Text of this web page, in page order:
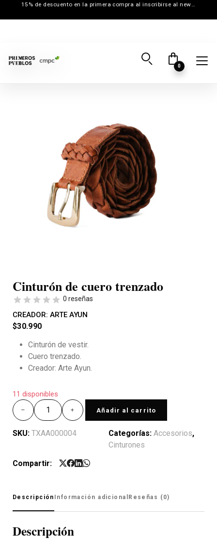
15% de descuento en la primera compra al inscribirse al newsletter
0
Cinturón de cuero trenzado
0 reseñas
CREADOR: ARTE AYUN
$30.990
Cinturón de vestir.
Cuero trenzado.
Creador: Arte Ayun.
11 disponibles
Añadir al carrito
SKU: TXAA000004 Categorías: Accesorios,
Cinturones
Compartir:
Descripción Información adicional Reseñas (0)
Descripción